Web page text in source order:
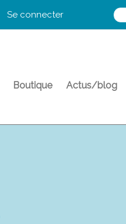
Se connecter
Boutique Actus/blog